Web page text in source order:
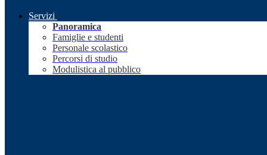
Servizi
Panoramica
Famiglie e studenti
Personale scolastico
Percorsi di studio
Modulistica al pubblico